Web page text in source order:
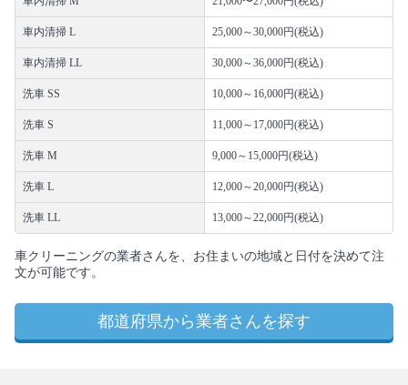
車内清掃 L 25,000～30,000円(税込)
車内清掃 LL 30,000～36,000円(税込)
洗車 SS 10,000～16,000円(税込)
洗車 S 11,000～17,000円(税込)
洗車 M 9,000～15,000円(税込)
洗車 L 12,000～20,000円(税込)
洗車 LL 13,000～22,000円(税込)
車クリーニングの業者さんを、お住まいの地域と日付を決めて注
文が可能です。
都道府県から業者さんを探す